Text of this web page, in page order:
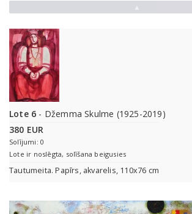
Lote 6 - Džemma Skulme (1925-2019)
380 EUR
Solījumi: 0
Lote ir noslēgta, solīšana beigusies
Tautumeita. Papīrs, akvarelis, 110x76 cm